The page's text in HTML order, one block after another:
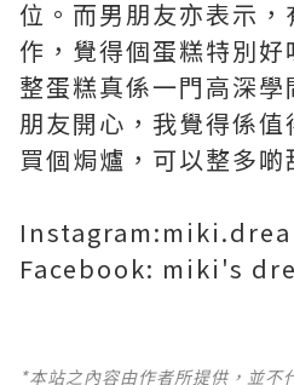
位。而男朋友亦表示
作，覺得個蛋糕特別好
整蛋糕真係一門高深
朋友開心，我覺得係
買個焗爐，可以整多啲
Facebook: miki's
*本站之內容由作者所提供，並不